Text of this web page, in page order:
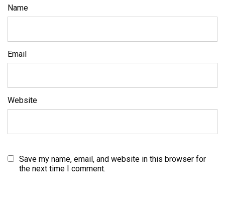
Name
Email
Website
Save my name, email, and website in this browser for
the next time I comment.